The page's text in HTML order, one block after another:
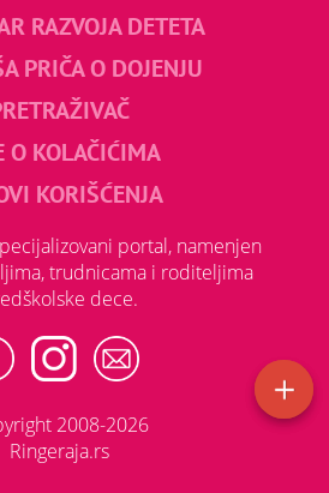
RAZVOJA DETETA
PRIČA O DOJENJU
O KOLAČIĆIMA
KORIŠĆENJA
portal, namenjen
trudnicama i roditeljima
dece.
2008-2026
Ringeraja.rs